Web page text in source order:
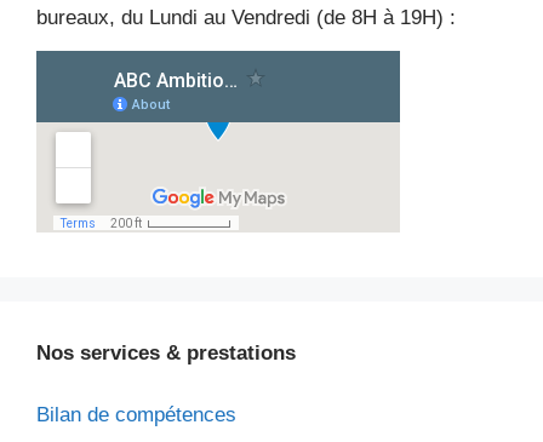
bureaux, du Lundi au Vendredi (de 8H à 19H) :
Nos services & prestations
Bilan de compétences